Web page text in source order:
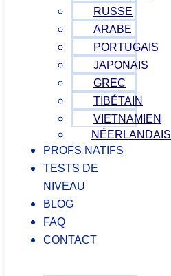
RUSSE
ARABE
PORTUGAIS
JAPONAIS
GREC
TIBÉTAIN
VIETNAMIEN
NÉERLANDAIS
PROFS NATIFS
TESTS DE
NIVEAU
BLOG
FAQ
CONTACT